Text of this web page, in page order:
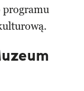
programu